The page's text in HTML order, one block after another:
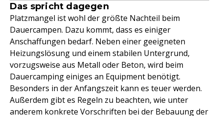
Das spricht dagegen
Platzmangel ist wohl der größte Nachteil beim
Dauercampen. Dazu kommt, dass es einiger
Anschaffungen bedarf. Neben einer geeigneten
Heizungslösung und einem stabilen Untergrund,
vorzugsweise aus Metall oder Beton, wird beim
Dauercamping einiges an Equipment benötigt.
Besonders in der Anfangszeit kann es teuer werden.
Außerdem gibt es Regeln zu beachten, wie unter
anderem konkrete Vorschriften bei der Bebauung der